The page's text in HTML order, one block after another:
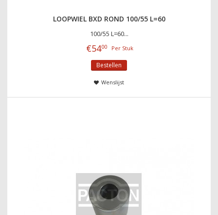
LOOPWIEL BXD ROND 100/55 L=60
100/55 L=60...
€5400 Per Stuk
Bestellen
Wenslijst